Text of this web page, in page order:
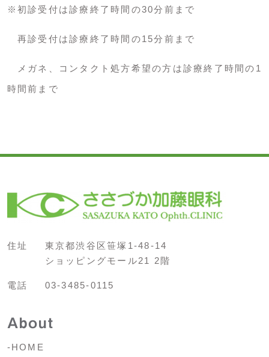
※初診受付は診療終了時間の30分前まで
再診受付は診療終了時間の15分前まで
メガネ、コンタクト処方希望の方は診療終了時間の1
時間前まで
住址
東京都渋谷区笹塚1-48-14
ショッピングモール21 2階
電話 03-3485-0115
About
-HOME